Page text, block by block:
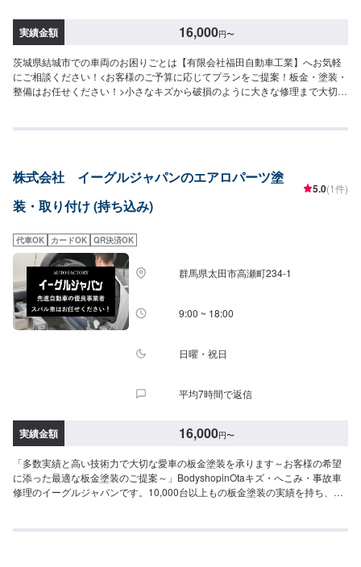
実績金額 16,000円〜
茨城県結城市での車両のお困りごとは【有限会社福田自動車工業】へお気軽
にご相談ください！<お客様のご予算に応じてプランをご提案！板金・塗装・
整備はお任せください！>小さなキズから破損のように大きな修理まで大切な
きし、最適な施工方法をご提案しますので、お気軽にお問い合わせ下さい。
～6日程度で納車となります。(要相談)納期は前後する場合がございます。予
めご了承ください。-----代車について-----代車をご用意しています。お車の作
業中は代車をご利用ください。※代車の燃料代はお客様にご負担いただいてお
ださい。駐車スペースは事務所前の空いているスペースに駐車してくださ
い。受付はスタッフへ「メンテモで予約しました」とお伝えください。ご案
内いたします。【定休日・営業時間】定休日：日曜、祝日営業時間：
8:00~18:00
株式会社 イーグルジャパンのエアロパーツ塗
装・取り付け (持ち込み)
5.0(1件)
代車OK カードOK QR決済OK
群馬県太田市高瀬町234-1
9:00 ~ 18:00
日曜・祝日
平均7時間で返信
実績金額 16,000円〜
「多数実績と高い技術力で大切な愛車の板金塗装を承ります～お客様の希望
に添った最適な板金塗装のご提案～」BodyshopinOtaキズ・へこみ・事故車
修理のイーグルジャパンです。10,000台以上もの板金塗装の実績を持ち、太
にお客様の大切な思い出を乗せた日常を彩る大切な相棒であり、熟練の職人